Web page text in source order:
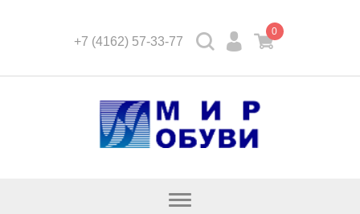
+7 (4162) 57-33-77
0
Открыть